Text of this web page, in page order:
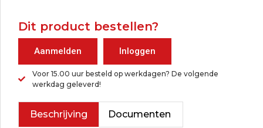
Dit product bestellen?
Aanmelden Inloggen
Voor 15.00 uur besteld op werkdagen? De volgende
werkdag geleverd!
Beschrijving Documenten